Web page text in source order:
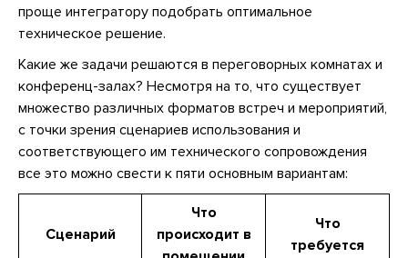
проще интегратору подобрать оптимальное
техническое решение.
Какие же задачи решаются в переговорных комнатах и
конференц-залах? Несмотря на то, что существует
множество различных форматов встреч и мероприятий,
с точки зрения сценариев использования и
соответствующего им технического сопровождения
все это можно свести к пяти основным вариантам:
Сценарий
Что
происходит в
Что
требуется